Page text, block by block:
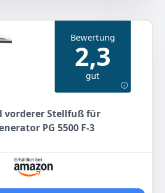
Zum Angebot
Bewertung
2,3
gut
vorderer Stellfuß für
PG 5500 F-3